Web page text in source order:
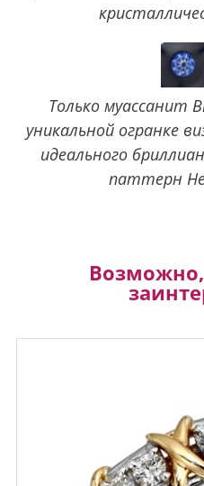
Только муассанит
уникальной огранке
идеального
паттерн